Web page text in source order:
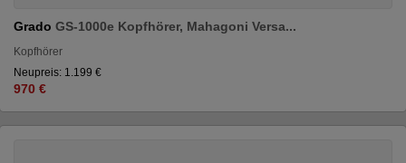
Grado GS-1000e Kopfhörer, Mahagoni Versa...
Kopfhörer
Neupreis: 1.199 €
970 €